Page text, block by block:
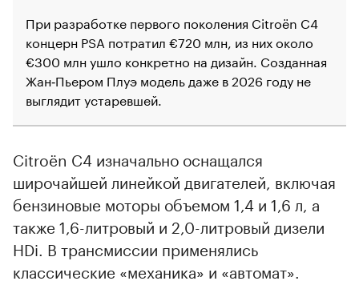
При разработке первого поколения Citroёn C4
концерн PSA потратил €720 млн, из них около
€300 млн ушло конкретно на дизайн. Созданная
Жан‑Пьером Плуэ модель даже в 2026 году не
выглядит устаревшей.
Citroёn C4 изначально оснащался
широчайшей линейкой двигателей, включая
бензиновые моторы объемом 1,4 и 1,6 л, а
также 1,6-литровый и 2,0-литровый дизели
HDi. В трансмиссии применялись
классические «механика» и «автомат».